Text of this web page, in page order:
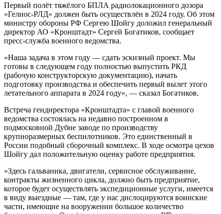
Первый полёт тяжёлого БПЛА радиолокационного дозора
«Гелиос-РЛД» должен быть осуществлён в 2024 году. Об этом
министру обороны РФ Сергею Шойгу доложил генеральный
директор АО «Кронштадт» Сергей Богатиков, сообщает
пресс-служба военного ведомства.
«Наша задача в этом году — сдать эскизный проект. Мы
готовы в следующем году полностью выпустить РКД
(рабочую конструкторскую документацию), начать
подготовку производства и обеспечить первый вылет этого
летательного аппарата в 2024 году», — сказал Богатиков.
Встреча гендиректора «Кронштадта» с главой военного
ведомства состоялась на недавно построенном в
подмосковной Дубне заводе по производству
крупноразмерных беспилотников. Это единственный в
России подобный сборочный комплекс. В ходе осмотра цехов
Шойгу дал положительную оценку работе предприятия.
«Здесь гальваника, двигатели, сервисное обслуживание,
контракты жизненного цикла, должно быть предприятие,
которое будет осуществлять экспедиционные услуги, имеется
в виду выездные — там, где у нас дислоцируются воинские
части, имеющие на вооружении большое количество